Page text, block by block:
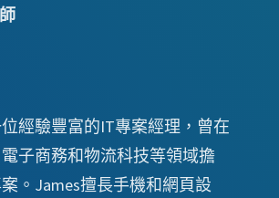
經驗豐富的IT專案經理，曾在
子商務和物流科技等領域擔
。James擅長手機和網頁設